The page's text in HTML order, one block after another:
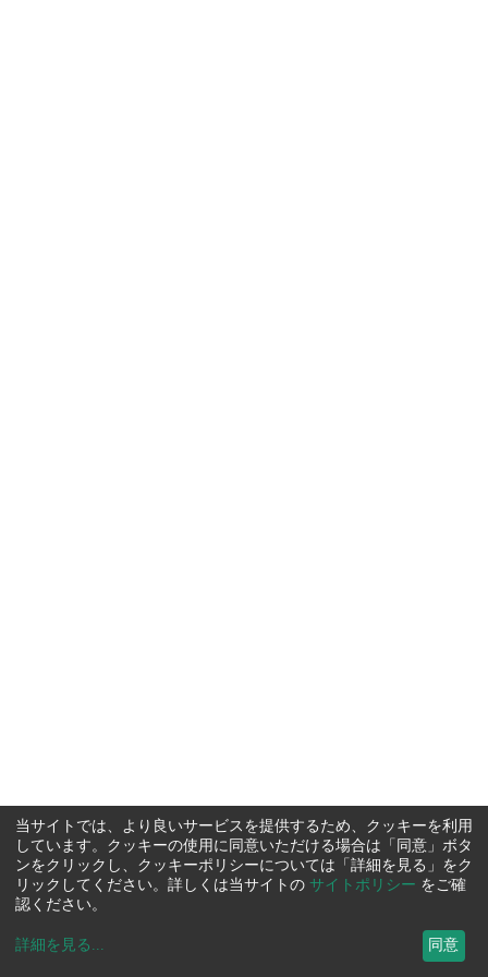
当サイトでは、より良いサービスを提供するため、クッキーを利用
しています。クッキーの使用に同意いただける場合は「同意」ボタ
ンをクリックし、クッキーポリシーについては「詳細を見る」をク
リックしてください。詳しくは当サイトの サイトポリシー をご確
認ください。
詳細を見る ... 同意